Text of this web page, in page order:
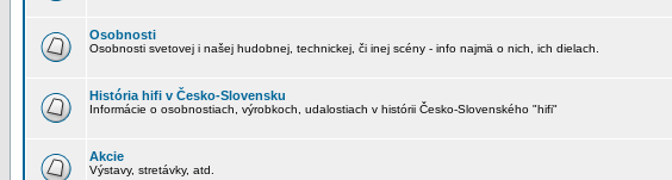
Osobnosti
Osobnosti svetovej i našej hudobnej, technickej, či inej scény - info najmä o nich, ich dielach.
História hifi v Česko-Slovensku
Informácie o osobnostiach, výrobkoch, udalostiach v histórii Česko-Slovenského "hifi"
Akcie
Výstavy, stretávky, atd.